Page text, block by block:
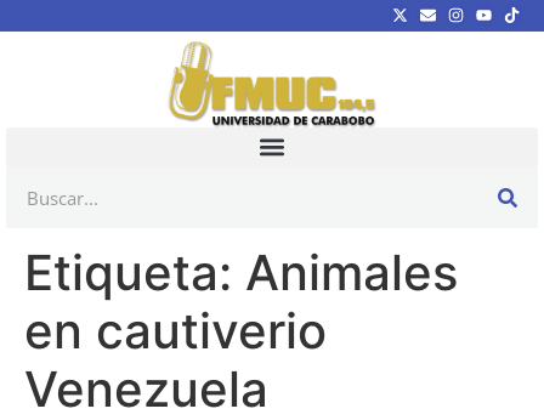
Etiqueta: Animales
en cautiverio
Venezuela